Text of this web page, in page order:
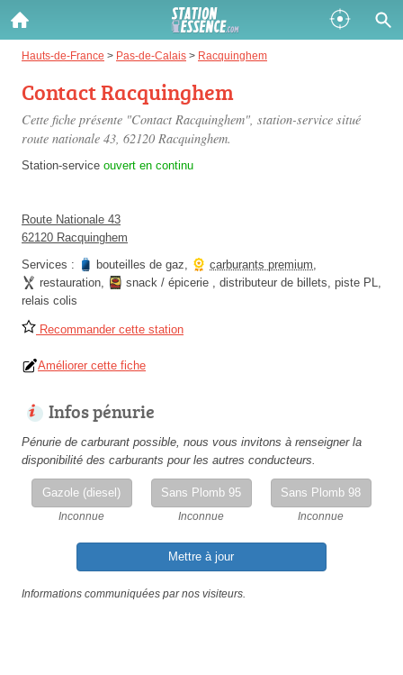
Hauts-de-France > Pas-de-Calais > Racquinghem
Contact Racquinghem
Cette fiche présente "Contact Racquinghem", station-service situé
route nationale 43, 62120 Racquinghem.
Station-service ouvert en continu
Route Nationale 43
62120 Racquinghem
Services :
bouteilles de gaz, carburants premium,
restauration, snack / épicerie , distributeur de billets, piste PL,
relais colis
Recommander cette station
Améliorer cette fiche
Infos pénurie
Pénurie de carburant possible, nous vous invitons à renseigner la
disponibilité des carburants pour les autres conducteurs.
Gazole (diesel)
Inconnue
Sans Plomb 95
Inconnue
Sans Plomb 98
Inconnue
Mettre à jour
Informations communiquées par nos visiteurs.
Gazole :
Disponible
SP 98 :
Disponible
Disponible